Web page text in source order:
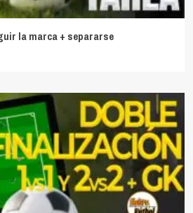
la marca + separarse